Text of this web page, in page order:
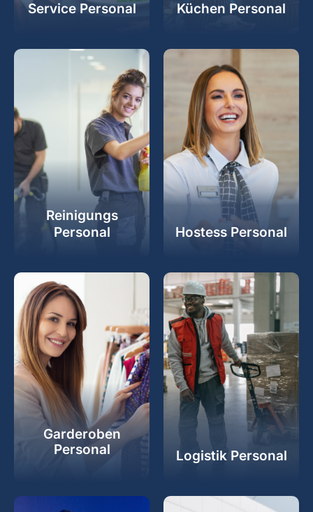
Service Personal Küchen Personal
Reinigungs
Personal
Hostess Personal
Garderoben
Personal
Logistik Personal